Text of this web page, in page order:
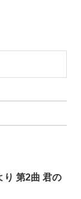
り 第2曲 君の